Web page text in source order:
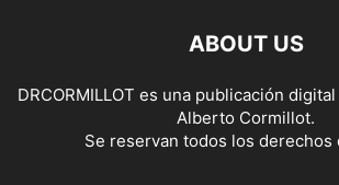
ABOUT US
DRCORMILLOT es una publicación
Alberto Cormillot.
Se reservan todos los derechos